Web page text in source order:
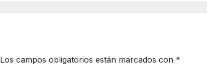
Los campos obligatorios están marcados con *